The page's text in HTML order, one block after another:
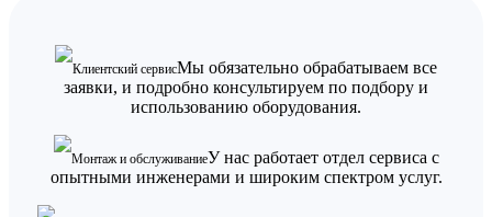
Клиентский сервисМы обязательно обрабатываем все
заявки, и подробно консультируем по подбору и
использованию оборудования.
Монтаж и обслуживаниеУ нас работает отдел сервиса с
опытными инженерами и широким спектром услуг.